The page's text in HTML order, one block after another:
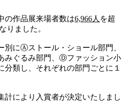
の作品展来場者数は6,966人 を超
りました。
別にⒶストール・ショール部門、
ぐるみ部門、Ⓓファッション小
類し、それぞれの部門ごとに１
計により入賞者が決定いたしまし